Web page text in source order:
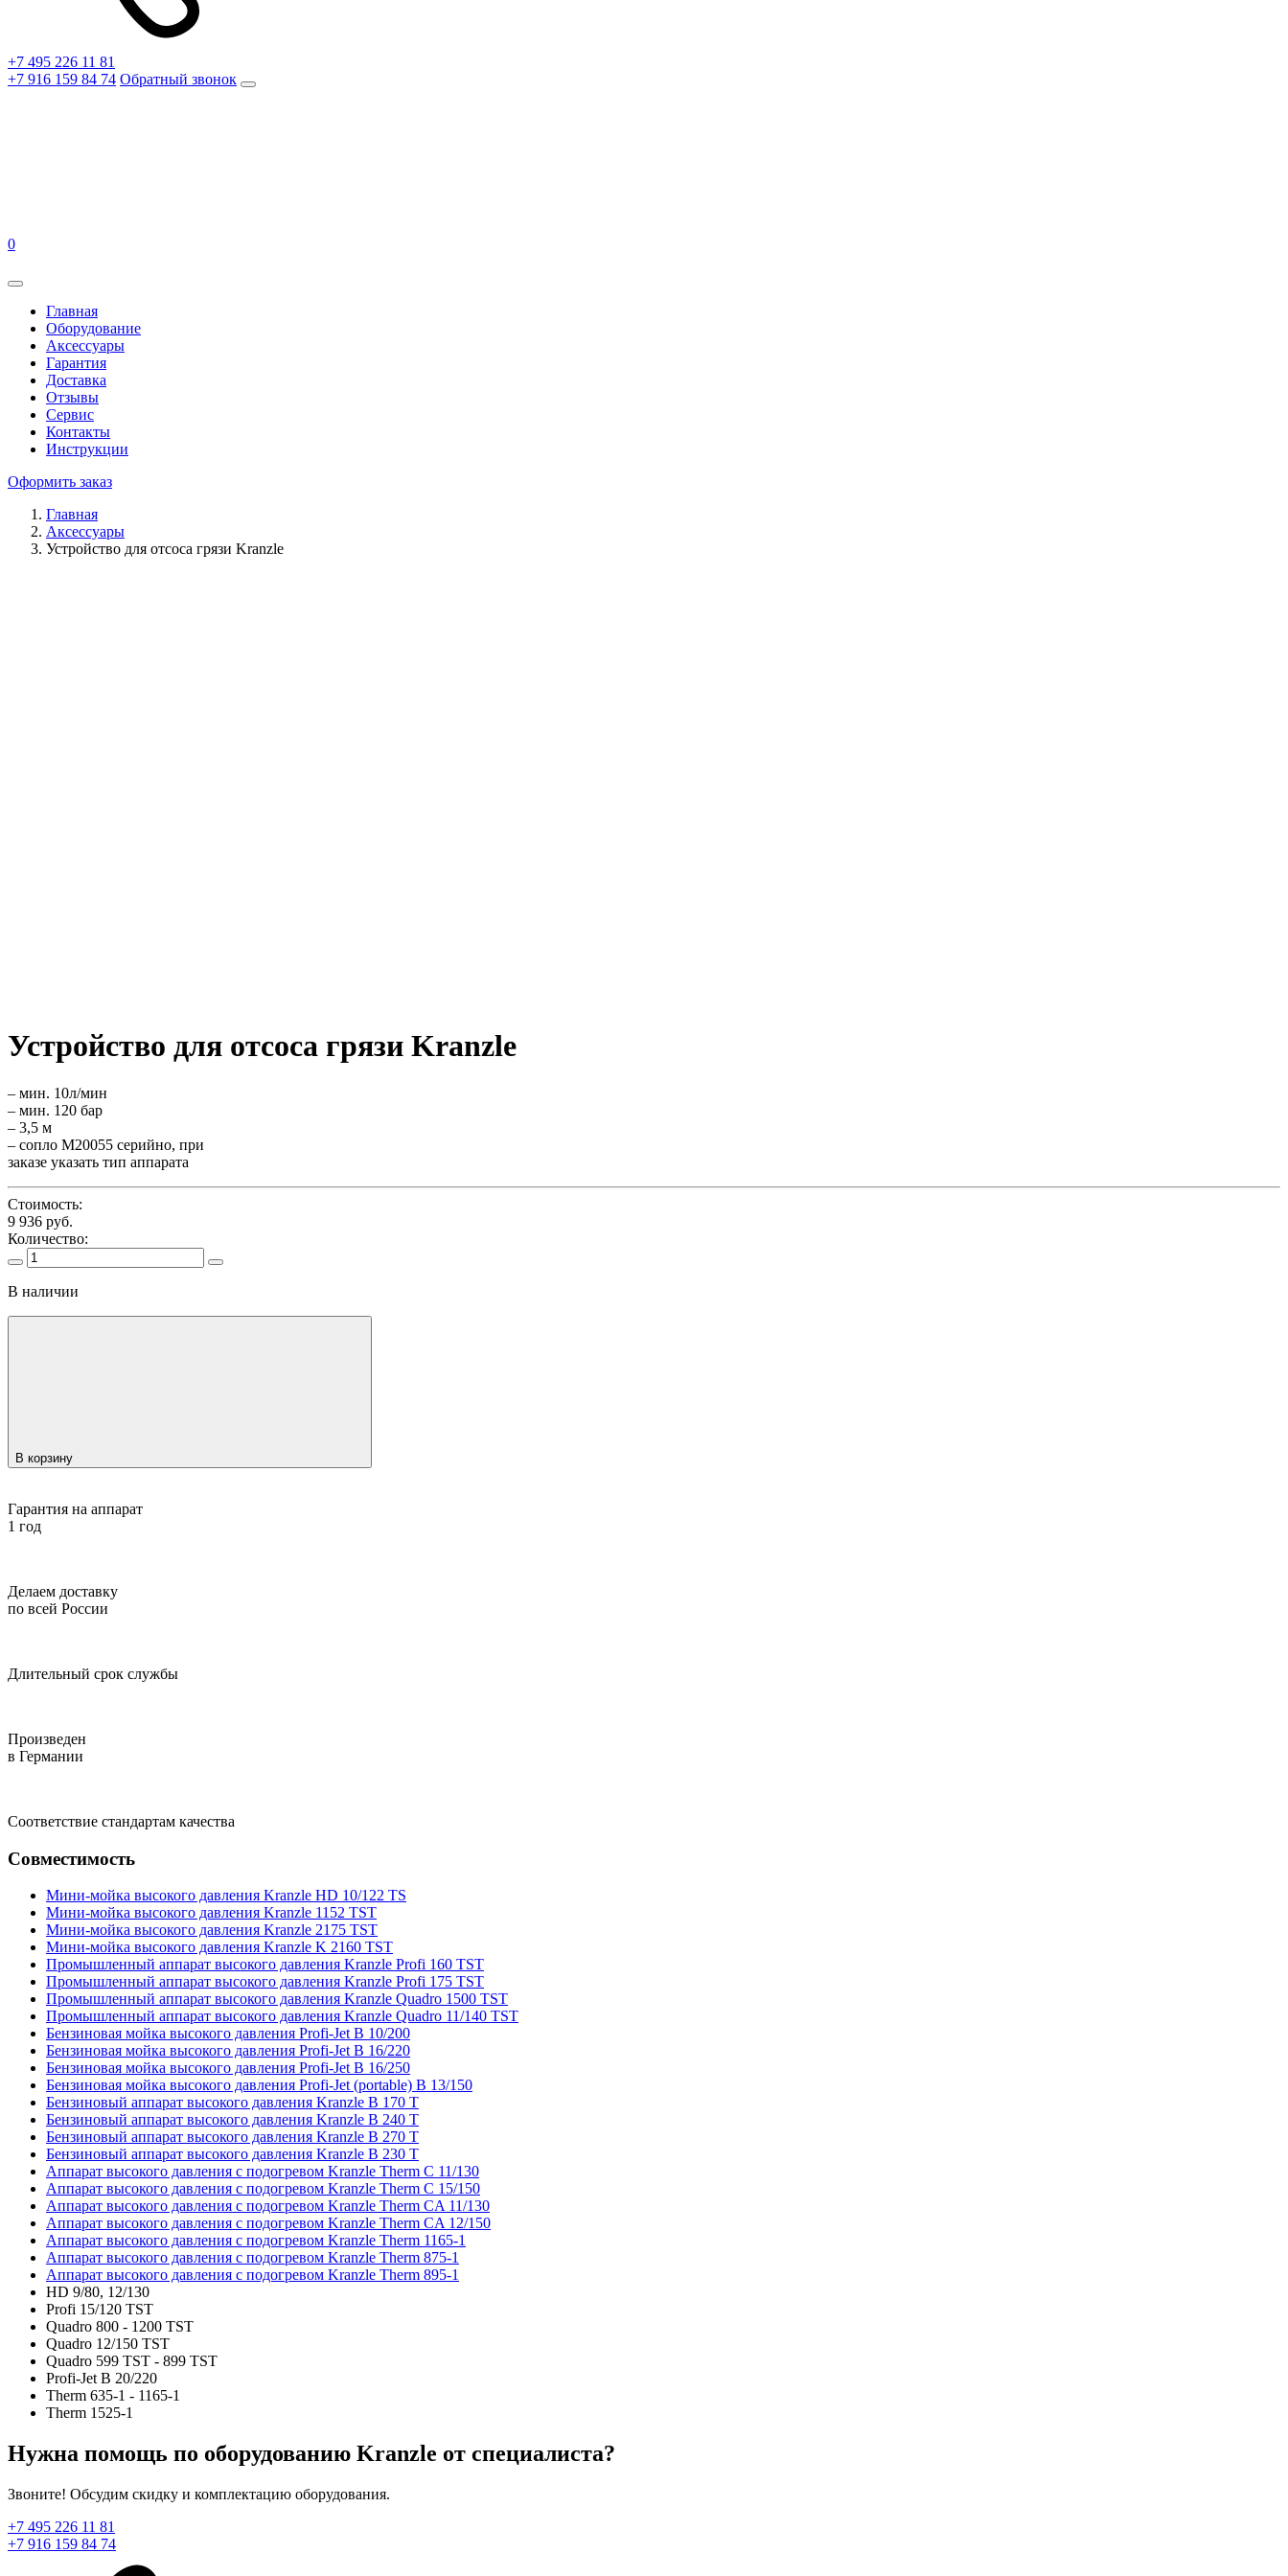
+7 495 226 11 81
+7 916 159 84 74 Обратный звонок
0
Главная
Оборудование
Аксессуары
Гарантия
Доставка
Отзывы
Сервис
Контакты
Инструкции
Оформить заказ
Главная
Аксессуары
Устройство для отсоса грязи Kranzle
Устройство для отсоса грязи Kranzle
– мин. 10л/мин
– мин. 120 бар
– 3,5 м
– сопло М20055 серийно, при
заказе указать тип аппарата
Стоимость:
9 936 руб.
Количество:
В наличии
В корзину
Гарантия на аппарат
1 год
Делаем доставку
по всей России
Длительный срок службы
Произведен
в Германии
Соответствие стандартам качества
Совместимость
Мини-мойка высокого давления Kranzle HD 10/122 TS
Мини-мойка высокого давления Kranzle 1152 TST
Мини-мойка высокого давления Kranzle 2175 TST
Мини-мойка высокого давления Kranzle K 2160 TST
Промышленный аппарат высокого давления Kranzle Profi 160 TST
Промышленный аппарат высокого давления Kranzle Profi 175 TST
Промышленный аппарат высокого давления Kranzle Quadro 1500 TST
Промышленный аппарат высокого давления Kranzle Quadro 11/140 TST
Бензиновая мойка высокого давления Profi-Jet B 10/200
Бензиновая мойка высокого давления Profi-Jet B 16/220
Бензиновая мойка высокого давления Profi-Jet B 16/250
Бензиновая мойка высокого давления Profi-Jet (portable) B 13/150
Бензиновый аппарат высокого давления Kranzle B 170 T
Бензиновый аппарат высокого давления Kranzle B 240 T
Бензиновый аппарат высокого давления Kranzle B 270 T
Бензиновый аппарат высокого давления Kranzle B 230 T
Аппарат высокого давления с подогревом Kranzle Therm C 11/130
Аппарат высокого давления с подогревом Kranzle Therm C 15/150
Аппарат высокого давления с подогревом Kranzle Therm CA 11/130
Аппарат высокого давления с подогревом Kranzle Therm CA 12/150
Аппарат высокого давления с подогревом Kranzle Therm 1165-1
Аппарат высокого давления с подогревом Kranzle Therm 875-1
Аппарат высокого давления с подогревом Kranzle Therm 895-1
HD 9/80, 12/130
Profi 15/120 TST
Quadro 800 - 1200 TST
Quadro 12/150 TST
Quadro 599 TST - 899 TST
Profi-Jet B 20/220
Therm 635-1 - 1165-1
Therm 1525-1
Нужна помощь по оборудованию Kranzle от специалиста?
Звоните! Обсудим скидку и комплектацию оборудования.
+7 495 226 11 81
+7 916 159 84 74